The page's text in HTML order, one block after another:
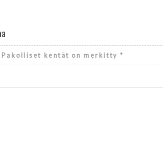
Pakolliset kentät on merkitty*